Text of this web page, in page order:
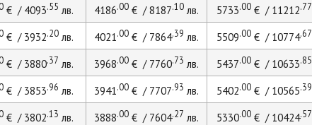
€ / 4093.55 лв. 4186.00 € / 8187.10 лв. 5733.00€ / 11212.77
€ / 3932.20 лв. 4021.00 € / 7864.39 лв. 5509.00€ / 10774.67
€ / 3880.37 лв. 3968.00 € / 7760.73 лв. 5437.00€ / 10633.85
€ / 3853.96 лв. 3941.00 € / 7707.93 лв. 5402.00€ / 10565.39
€ / 3802.13 лв. 3888.00 € / 7604.27 лв. 5330.00€ / 10424.57